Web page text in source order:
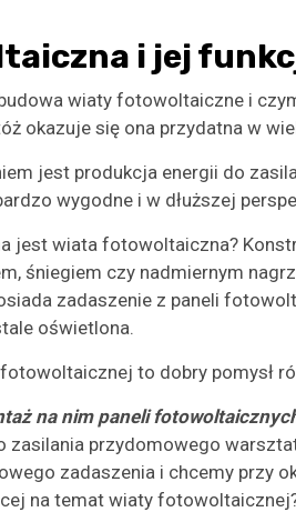
i jej
wiaty fotowoltaiczne i
okazuje się ona przydatna w
jest produkcja energii do
wygodne i w dłuższej
jest wiata fotowoltaiczna?
śniegiem czy nadmiernym
zadaszenie z paneli
oświetlona.
to dobry pomysł
na nim paneli
zasilania przydomowego
zadaszenia i chcemy przy
na temat wiaty